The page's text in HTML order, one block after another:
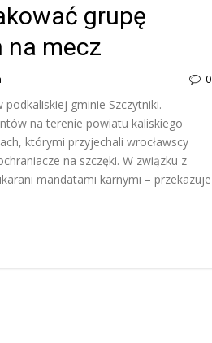
grupę
na mecz
0
gminie Szczytniki.
na terenie powiatu kaliskiego
którymi przyjechali wrocławscy
na szczęki. W związku z
mandatami karnymi – przekazuje